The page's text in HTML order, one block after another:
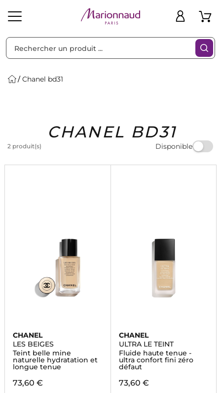
Solaire Homme Marques Idées
Cadeaux
Bons
Plans
Chanel bd31
CHANEL BD31
2 produit(s) Disponible
Filtres
CHANEL
LES BEIGES
Teint belle mine
naturelle hydratation et
longue tenue
73,60 €
CHANEL
ULTRA LE TEINT
Fluide haute tenue -
ultra confort fini zéro
défaut
73,60 €